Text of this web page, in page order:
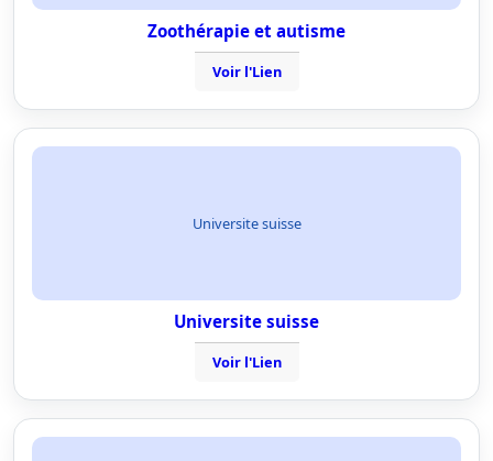
Zoothérapie et autisme
Voir l'Lien
Universite suisse
Universite suisse
Voir l'Lien